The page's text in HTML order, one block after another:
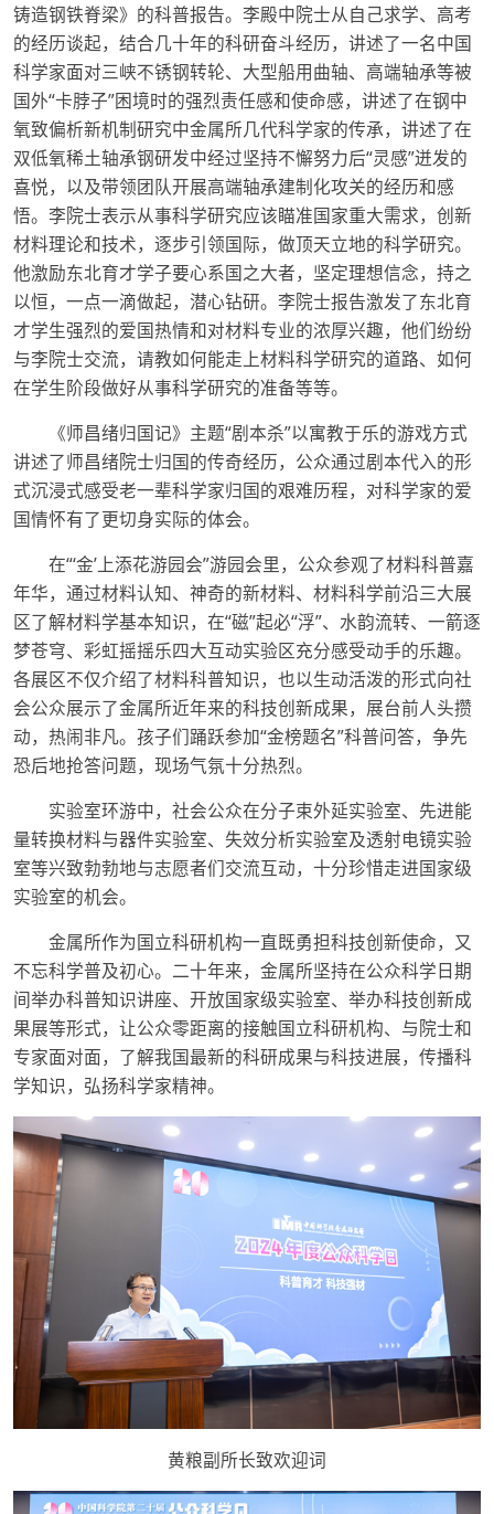
铸造钢铁脊梁》的科普报告。李殿中院士从自己求学、高考
的经历谈起，结合几十年的科研奋斗经历，讲述了一名中国
科学家面对三峡不锈钢转轮、大型船用曲轴、高端轴承等被
国外“卡脖子”困境时的强烈责任感和使命感，讲述了在钢中
氧致偏析新机制研究中金属所几代科学家的传承，讲述了在
双低氧稀土轴承钢研发中经过坚持不懈努力后“灵感”迸发的
喜悦，以及带领团队开展高端轴承建制化攻关的经历和感
悟。李院士表示从事科学研究应该瞄准国家重大需求，创新
材料理论和技术，逐步引领国际，做顶天立地的科学研究。
他激励东北育才学子要心系国之大者，坚定理想信念，持之
以恒，一点一滴做起，潜心钻研。李院士报告激发了东北育
才学生强烈的爱国热情和对材料专业的浓厚兴趣，他们纷纷
与李院士交流，请教如何能走上材料科学研究的道路、如何
在学生阶段做好从事科学研究的准备等等。
《师昌绪归国记》主题“剧本杀”以寓教于乐的游戏方式
讲述了师昌绪院士归国的传奇经历，公众通过剧本代入的形
式沉浸式感受老一辈科学家归国的艰难历程，对科学家的爱
国情怀有了更切身实际的体会。
在“‘金’上添花游园会”游园会里，公众参观了材料科普嘉
年华，通过材料认知、神奇的新材料、材料科学前沿三大展
区了解材料学基本知识，在“磁”起必“浮”、水韵流转、一箭逐
梦苍穹、彩虹摇摇乐四大互动实验区充分感受动手的乐趣。
各展区不仅介绍了材料科普知识，也以生动活泼的形式向社
会公众展示了金属所近年来的科技创新成果，展台前人头攒
动，热闹非凡。孩子们踊跃参加“金榜题名”科普问答，争先
恐后地抢答问题，现场气氛十分热烈。
实验室环游中，社会公众在分子束外延实验室、先进能
量转换材料与器件实验室、失效分析实验室及透射电镜实验
室等兴致勃勃地与志愿者们交流互动，十分珍惜走进国家级
实验室的机会。
金属所作为国立科研机构一直既勇担科技创新使命，又
不忘科学普及初心。二十年来，金属所坚持在公众科学日期
间举办科普知识讲座、开放国家级实验室、举办科技创新成
果展等形式，让公众零距离的接触国立科研机构、与院士和
专家面对面，了解我国最新的科研成果与科技进展，传播科
学知识，弘扬科学家精神。
黄粮副所长致欢迎词